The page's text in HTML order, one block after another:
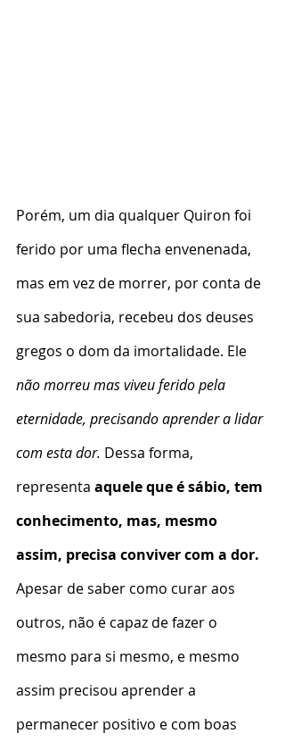
Porém, um dia qualquer Quiron foi
ferido por uma flecha envenenada,
mas em vez de morrer, por conta de
sua sabedoria, recebeu dos deuses
gregos o dom da imortalidade. Ele
não morreu mas viveu ferido pela
eternidade, precisando aprender a lidar
com esta dor. Dessa forma,
representa aquele que é sábio, tem
conhecimento, mas, mesmo
assim, precisa conviver com a dor.
Apesar de saber como curar aos
outros, não é capaz de fazer o
mesmo para si mesmo, e mesmo
assim precisou aprender a
permanecer positivo e com boas